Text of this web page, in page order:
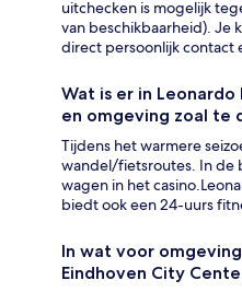
uitchecken is mogelijk
van beschikbaarheid). Je
direct persoonlijk contact
Wat is er in
en omgeving zoal te
Tijdens het warmere
wandel/fietsroutes. In de
wagen in het
biedt ook een 24-uurs
In wat voor
Eindhoven City